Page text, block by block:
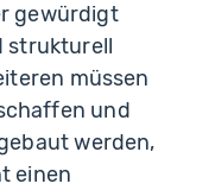
gewürdigt
strukturell
müssen
und
werden,
einen